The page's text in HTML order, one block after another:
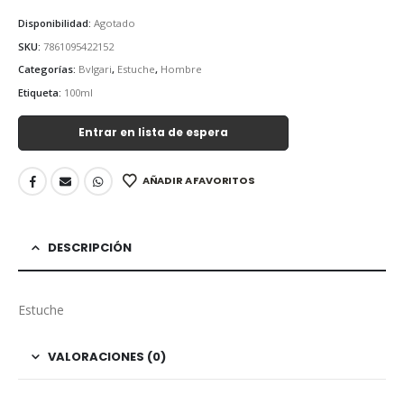
Disponibilidad: Agotado
SKU: 7861095422152
Categorías: Bvlgari, Estuche, Hombre
Etiqueta: 100ml
Entrar en lista de espera
AÑADIR A FAVORITOS
DESCRIPCIÓN
Estuche
VALORACIONES (0)